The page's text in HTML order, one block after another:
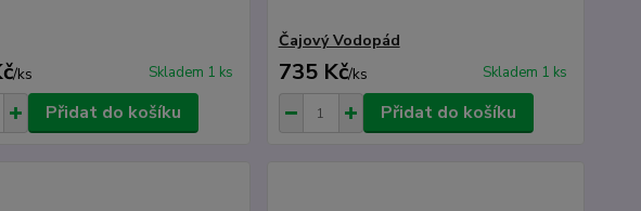
/ks Skladem 1 ks
Přidat do košíku
Čajový Vodopád
735 Kč/ks Skladem 1 ks
Přidat do košíku